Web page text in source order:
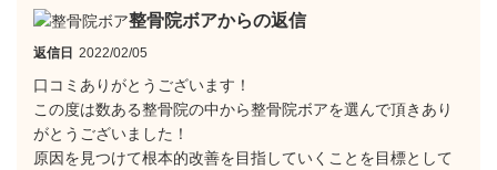
整骨院ボアからの返信
返信日 2022/02/05
口コミありがとうございます！
この度は数ある整骨院の中から整骨院ボアを選んで頂きあり
がとうございました！
原因を見つけて根本的改善を目指していくことを目標として